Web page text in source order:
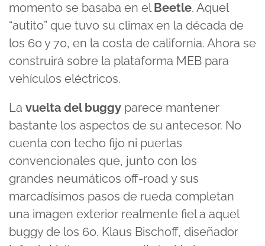
momento se basaba en elBeetle. Aquel
“autito” que tuvo su climax en la década de
los 60 y 70, en la costa de california. Ahora se
construirá sobre la plataforma MEB para
vehículos eléctricos.
La vuelta delbuggy parece mantener
bastante los aspectos de su antecesor. No
cuenta con techo fijo ni puertas
convencionales que, junto con los
grandes neumáticos off-road y sus
marcadísimos pasos de rueda completan
una imagen exterior realmente fiel a aquel
buggyde los 60. Klaus Bischoff, diseñador